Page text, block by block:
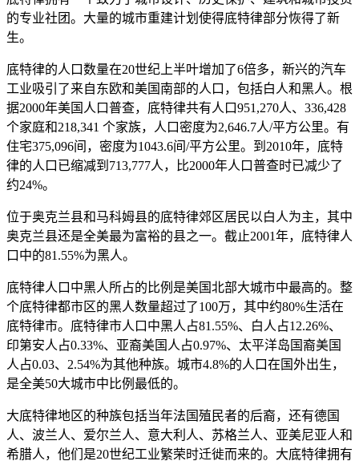
的专业社团。大量的城市重建计划使得底特律部分恢得了新
生。
底特律的人口数量在20世纪上半叶增加了6倍多，新兴的汽车
工业吸引了来自东欧和美国南部的人口，包括白人和黑人。根
据2000年美国人口普查，底特律共有人口951,270人、336,428
个家庭和218,341 个家族，人口密度为2,646.7人/平方公里。有
住宅375,096间，密度为1043.6间/平方公里。到2010年，底特
律的人口已缩减到713,777人，比2000年人口普查时已减少了
约24%。
位于奥克兰县和马科姆县的底特律郊区居民以白人为主，其中
奥克兰县还是全美最为富裕的县之一。截止2001年，底特律人
口中的81.55%为黑人。
底特律人口中黑人所占的比例是美国北部大城市中最高的。整
个底特律都市区的黑人数量超过了100万，其中约80%生活在
底特律市。底特律市人口中黑人占81.55%、白人占12.26%、
印第安人占0.33%、亚裔美国人占0.97%、太平洋岛国裔美国
人占0.03、2.54%为其他种族。城市4.8%的人口在国外出生，
是全美50大城市中比例最低的。
大底特律地区的种族包括当年法国殖民者的后裔，还有德国
人、波兰人、爱尔兰人、意大利人、苏格兰人、亚美尼亚人和
希腊人，他们是20世纪工业繁荣时迁徙而来的。大底特律拥有